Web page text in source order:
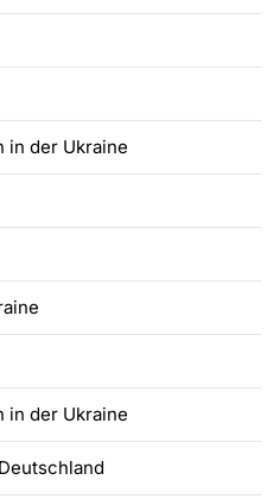
in der Ukraine
in der Ukraine